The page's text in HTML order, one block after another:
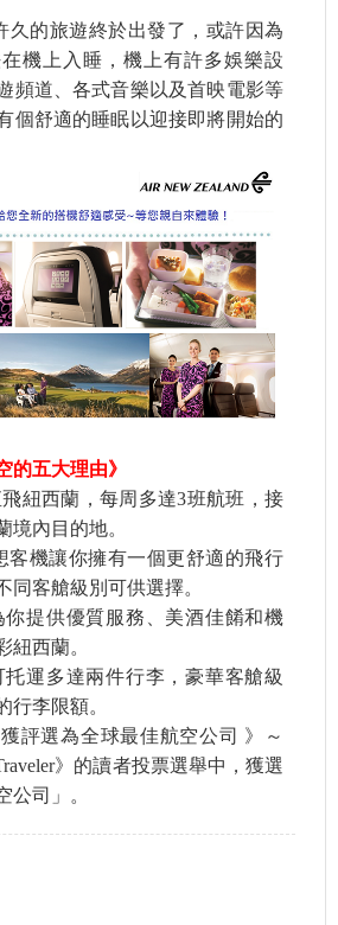
久的旅遊終於出發了，或許因為
機上入睡，機上有許多娛樂設
頻道、各式音樂以及首映電影等
個舒適的睡眠以迎接即將開始的
的五大理由》
紐西蘭，每周多達3班航班，接
境內目的地。
客機讓你擁有一個更舒適的飛行
同客艙級別可供選擇。
你提供優質服務、美酒佳餚和機
紐西蘭。
托運多達兩件行李，豪華客艙級
行李限額。
評選為全球最佳航空公司 》～
》的讀者投票選舉中，獲選
公司」。